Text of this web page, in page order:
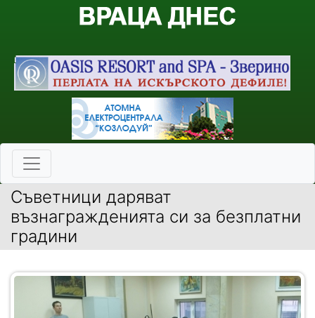
Съветници даряват
възнагражденията си за безплатни
градини